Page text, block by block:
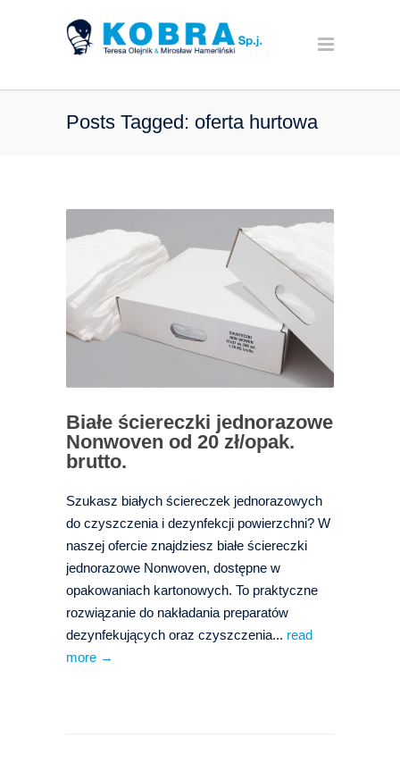
Posts Tagged: oferta hurtowa
Białe ściereczki jednorazowe
Nonwoven od 20 zł/opak.
brutto.
Szukasz białych ściereczek jednorazowych
do czyszczenia i dezynfekcji powierzchni? W
naszej ofercie znajdziesz białe ściereczki
jednorazowe Nonwoven, dostępne w
opakowaniach kartonowych. To praktyczne
rozwiązanie do nakładania preparatów
dezynfekujących oraz czyszczenia... read
more →